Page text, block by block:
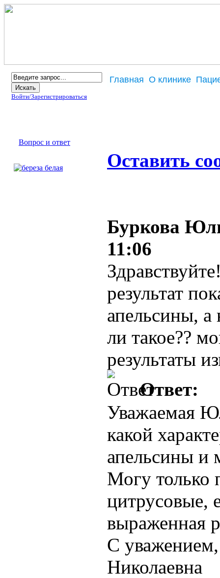
Войти/Зарегистрироваться
Вопрос и ответ
Главная О клинике
Оставить
Буркова
11:06
результат
апельсины,
ли такое??
результаты
Ответ:
Уважаемая
какой
апельсины и
Могу только
цитрусовые,
выраженная
С
Николаевна